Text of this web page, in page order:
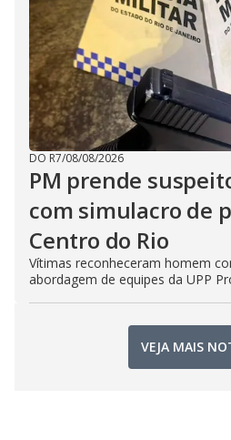
DO R7/08/08/2026
PM prende
com simulacro de
Centro do Rio
Vítimas reconheceram homem
abordagem de equipes da UPP
VEJA MAIS